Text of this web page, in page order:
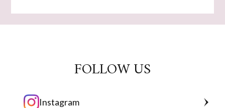
FOLLOW US
Instagram